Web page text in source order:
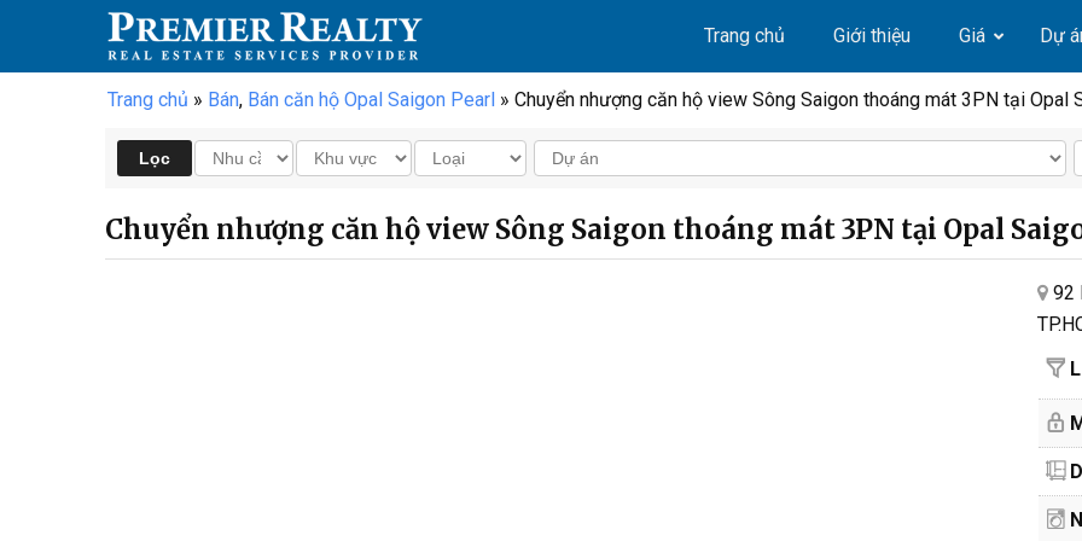
Trang chủ Giới thiệu Giá Dự
Trang chủ » Bán, Bán căn hộ Opal Saigon Pearl » Chuyển nhượng căn hộ view Sông Saigon thoáng mát 3PN tại Opal
Chuyển nhượng căn hộ view Sông Saigon thoáng mát 3PN tại Opal
92